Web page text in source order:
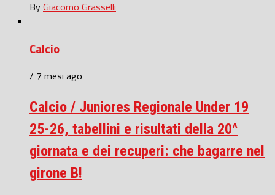
ByGiacomo Grasselli
Calcio
/ 7 mesi ago
Calcio / Juniores Regionale Under 19
25-26, tabellini e risultati della 20^
giornata e dei recuperi: che bagarre nel
girone B!